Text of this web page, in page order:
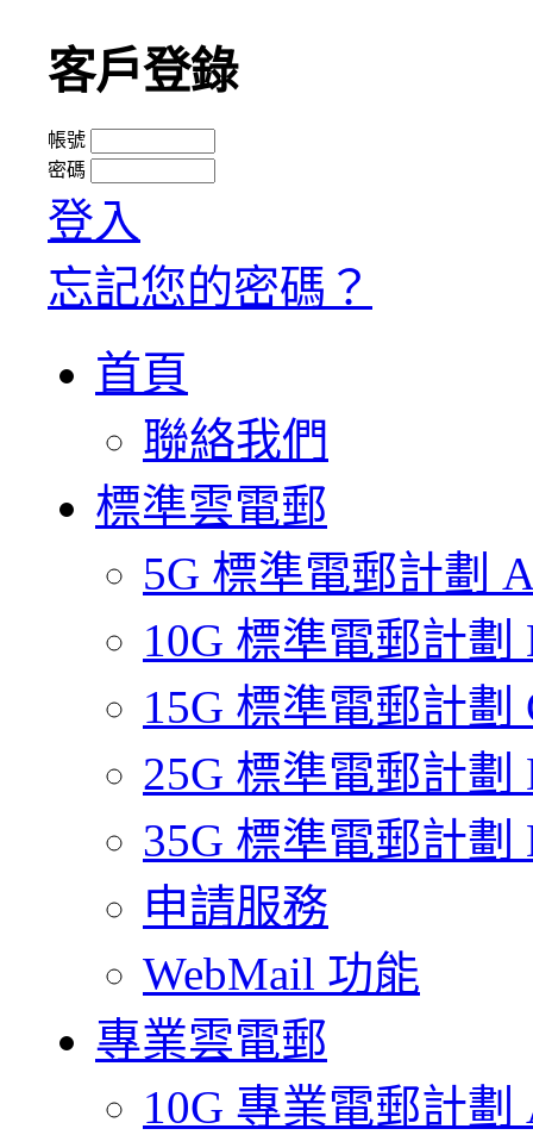
客戶登錄
帳號
密碼
登入
忘記您的密碼？
首頁
聯絡我們
標準雲電郵
5G 標準電郵計劃
10G 標準電郵計劃
15G 標準電郵計劃
25G 標準電郵計劃
35G 標準電郵計劃
申請服務
WebMail 功能
專業雲電郵
10G 專業電郵計劃